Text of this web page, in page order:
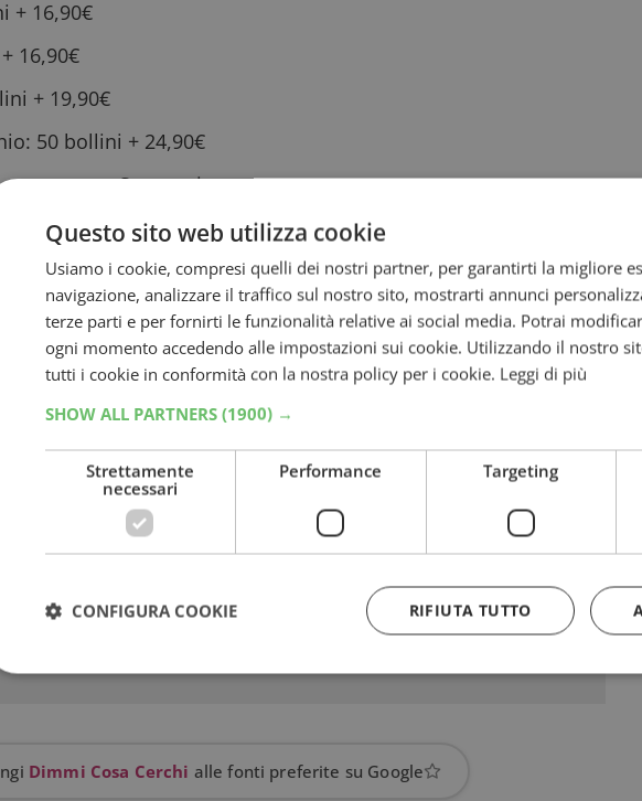
+ 16,90€
16,90€
+ 19,90€
50 bollini + 24,90€
Sponsorizzato:
Dimmi Cosa Cerchi alle fonti preferite su Google
Questo sito web utilizza cookie
Usiamo i cookie, compresi quelli dei nostri partner, per garantirti la migliore
navigazione, analizzare il traffico sul nostro sito, mostrarti annunci
terze parti e per fornirti le funzionalità relative ai social media. Potrai
ogni momento accedendo alle impostazioni sui cookie. Utilizzando il nostro
tutti i cookie in conformità con la nostra policy per i cookie. Leggi di più
SHOW ALL PARTNERS (1900) →
Strettamente
necessari
Performance Targeting
RIFIUTA TUTTO
CONFIGURA COOKIE
dell'account. Il sito web non può essere utilizzato correttamente senza i cookie strettamente necessari.